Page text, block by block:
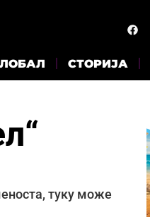
СТОРИЈА
туку може